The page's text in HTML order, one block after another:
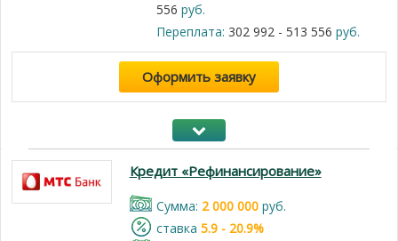
556 руб.
Переплата: 302 992 - 513 556 руб.
Оформить заявку
Кредит «Рефинансирование»
Cумма: 2 000 000руб.
cтавка 5.9 - 20.9%